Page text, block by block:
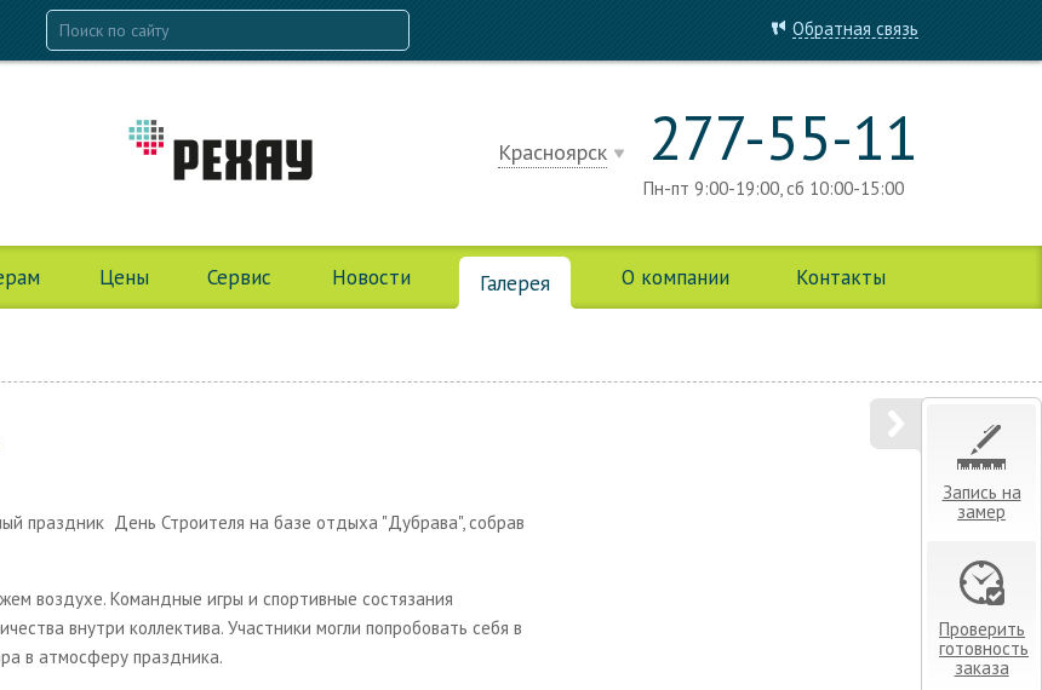
Запись на
замер
Проверить
готовность
заказа
Обратная связь
Красноярск 277-55-11
Пн-пт 9:00-19:00, сб 10:00-15:00
Цены Сервис Новости Галерея О компании Контакты
праздник День Строителя на базе отдыха "Дубрава", собрав
воздухе. Командные игры и спортивные состязания
внутри коллектива. Участники могли попробовать себя в
в атмосферу праздника.